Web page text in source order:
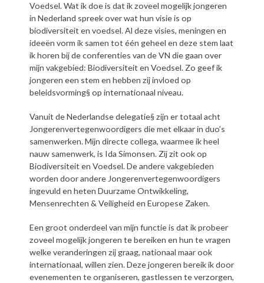
Voedsel. Wat ik doe is dat ik zoveel mogelijk jongeren
in Nederland spreek over wat hun visie is op
biodiversiteit en voedsel. Al deze visies, meningen en
ideeën vorm ik samen tot één geheel en deze stem laat
ik horen bij de conferenties van de VN die gaan over
mijn vakgebied: Biodiversiteit en Voedsel. Zo geef ik
jongeren een stem en hebben zij invloed op
beleidsvorming§ op internationaal niveau.
Vanuit de Nederlandse delegatie§ zijn er totaal acht
Jongerenvertegenwoordigers die met elkaar in duo’s
samenwerken. Mijn directe collega, waarmee ik heel
nauw samenwerk, is Ida Simonsen. Zij zit ook op
Biodiversiteit en Voedsel. De andere vakgebieden
worden door andere Jongerenvertegenwoordigers
ingevuld en heten Duurzame Ontwikkeling,
Mensenrechten & Veiligheid en Europese Zaken.
Een groot onderdeel van mijn functie is dat ik probeer
zoveel mogelijk jongeren te bereiken en hun te vragen
welke veranderingen zij graag, nationaal maar ook
internationaal, willen zien. Deze jongeren bereik ik door
evenementen te organiseren, gastlessen te verzorgen,